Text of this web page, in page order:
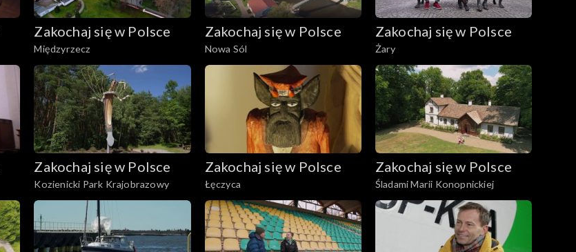
Zakochaj się w Polsce
Międzyrzecz
Zakochaj się w Polsce
Nowa Sól
Zakochaj się w Polsce
Żary
Zakochaj się w Polsce
Kozienicki Park Krajobrazowy
Zakochaj się w Polsce
Łęczyca
Zakochaj się w Polsce
Śladami Marii Konopnickiej